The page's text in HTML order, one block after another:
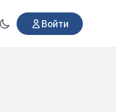
Войти